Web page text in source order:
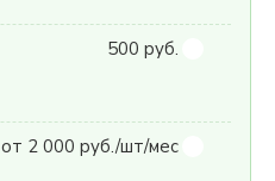
500 руб.
от 2 000 руб./шт/мес